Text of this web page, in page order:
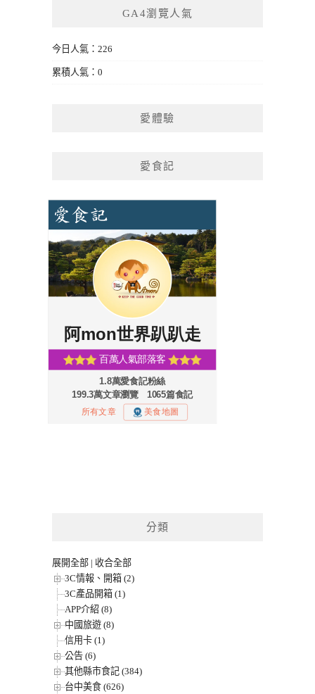
GA4瀏覽人氣
今日人氣：226
累積人氣：0
愛體驗
愛食記
分類
展開全部 | 收合全部
3C情報、開箱 (2)
3C產品開箱 (1)
APP介紹 (8)
中國旅遊 (8)
信用卡 (1)
公告 (6)
其他縣市食記 (384)
台中美食 (626)